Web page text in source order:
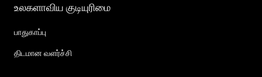
உலகளாவிய குடியுரிமை
பாதுகாப்பு
திடமான வளர்ச்சி